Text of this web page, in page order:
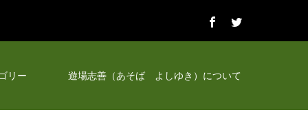
リー 遊場志善（あそば よしゆき）について